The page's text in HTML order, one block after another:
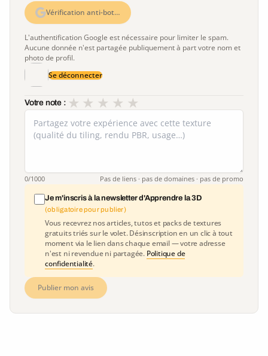
Vérification anti-bot…
L'authentification Google est nécessaire pour limiter le spam.
Aucune donnée n'est partagée publiquement à part votre nom et
photo de profil.
Se déconnecter
Votre note : ★
★
★
★
★
0/1000 Pas de liens · pas de domaines · pas de promo
Je m'inscris à la newsletter d'Apprendre la 3D
(obligatoire pour publier)
Vous recevrez nos articles, tutos et packs de textures
gratuits triés sur le volet. Désinscription en un clic à tout
moment via le lien dans chaque email — votre adresse
n'est ni revendue ni partagée. Politique de
confidentialité.
Publier mon avis